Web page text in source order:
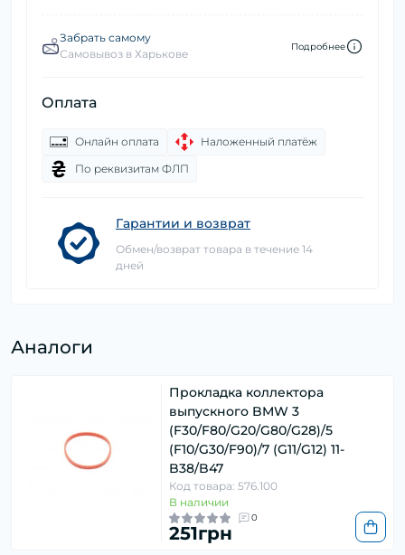
Забрать самому
Самовывоз в Харькове
Подробнее
Оплата
Онлайн оплата
Наложенный платёж
По реквизитам ФЛП
Гарантии и возврат
Обмен/возврат товара в течение 14
дней
Аналоги
Прокладка коллектора
выпускного BMW 3
(F30/F80/G20/G80/G28)/5
(F10/G30/F90)/7 (G11/G12) 11-
B38/B47
Код товара: 576.100
В наличии
0
251грн